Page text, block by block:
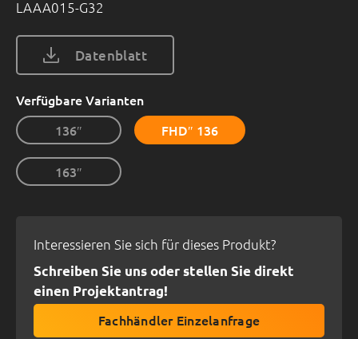
LAAA015-G32
Datenblatt
Verfügbare Varianten
136″
FHD″ 136
163″
Interessieren Sie sich für dieses Produkt?
Schreiben Sie uns oder stellen Sie direkt
einen Projektantrag!
Fachhändler Einzelanfrage